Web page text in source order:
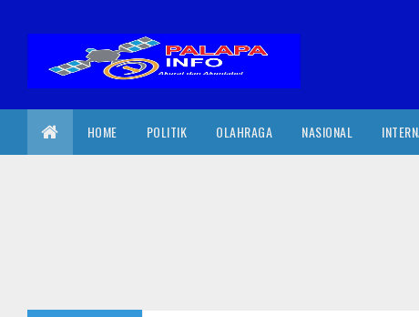
HOME POLITIK OLAHRAGA NASIONAL